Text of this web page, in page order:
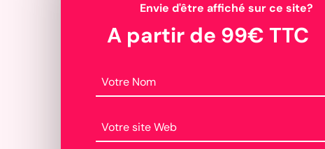
Envie d'être affiché sur ce site?
A partir de 99€ TTC